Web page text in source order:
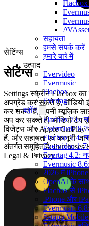
Flacbox
सहायता
हमसे संपर्क करें
हमारे बारे में
उत्पाद
Evervideo
Evermusic
Flacbox
Evertag
ब्लॉग
Flacbox 7.6:
Evermusic
Flacbox 7.4:
Evervideo
Evertag 4.2:
Evermusic
2026 में
OpenAI के साथ
Flacbox से
iPhone और
Evermusic
Setapp
सेटिंग्स
सेटिंग्स
Settings स्क्रीन Flacbox
अपग्रेड कर सकते हैं, ऑडियो
कर सकते हैं, अपनी म्यूज़िक
अप कर सकते हैं, ऑडियो टैग
विजेट्स और Apple
हैं, और सहायता एवं कानूनी
अंतर्गत समूहित हैं:
Legal & Privacy।